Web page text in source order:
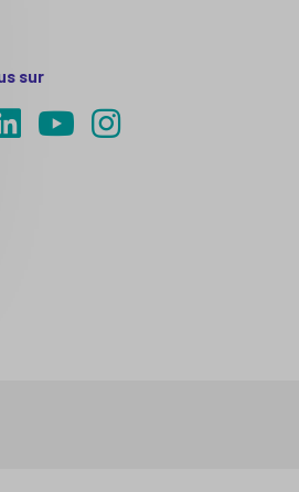
sur